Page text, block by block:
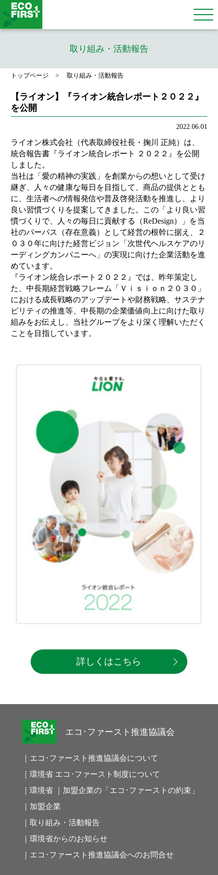
取り組み・活動報告
トップページ 取り組み・活動報告
【ライオン】『ライオン統合レポート２０２２』
を公開
2022.06.01
ライオン株式会社（代表取締役社長・掬川 正純）は、
統合報告書『ライオン統合レポート ２０２２』を公開
しました。
当社は「愛の精神の実践」を創業からの想いとして受け
継ぎ、人々の健康な毎日を目指して、商品の提供ととも
に、生活者への情報発信や普及啓発活動を推進し、より
良い習慣づくりを提案してきました。この「より良い習
慣づくりで、人々の毎日に貢献する（ReDesign）」を当
社のパーパス（存在意義）として経営の根幹に据え、２
０３０年に向けた経営ビジョン「次世代ヘルスケアのリ
ーディングカンパニーへ」の実現に向けた企業活動を進
めています。
『ライオン統合レポート２０２２』では、昨年策定し
た、中長期経営戦略フレーム「Ｖｉｓｉｏｎ２０３０」
における成長戦略のアップデートや財務戦略、サステナ
ビリティの推進等、中長期の企業価値向上に向けた取り
組みをお伝えし、当社グループをより深く理解いただく
ことを目指しています。
詳しくはこちら
エコ･ファースト推進協議会
｜エコ･ファースト推進協議会について
｜環境省 エコ･ファースト制度について
｜環境省 ｜加盟企業の「エコ･ファーストの約束」
｜加盟企業
｜取り組み・活動報告
｜環境省からのお知らせ
｜エコ･ファースト推進協議会へのお問合せ